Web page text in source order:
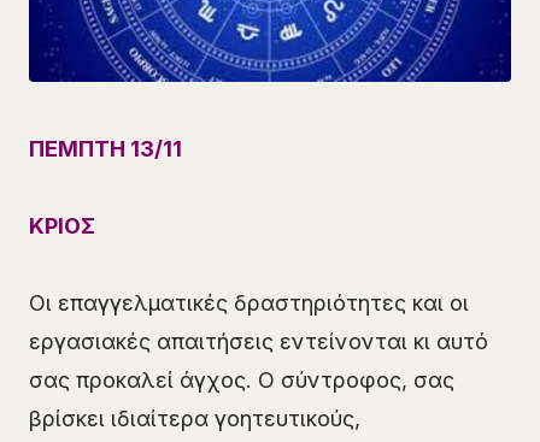
ΠΕΜΠΤΗ 13/11
ΚΡΙΟΣ
Οι επαγγελματικές δραστηριότητες και οι
εργασιακές απαιτήσεις εντείνονται κι αυτό
σας προκαλεί άγχος. Ο σύντροφος, σας
βρίσκει ιδιαίτερα γοητευτικούς,